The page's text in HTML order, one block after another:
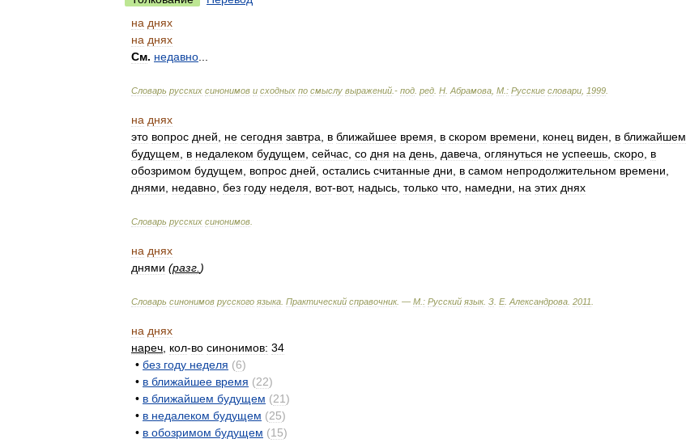
на днях
на днях
См. недавно
Словарь русских синонимов и сходных по смыслу выражений .- под ред Н Абрамова М : Русские словари 1999
на днях
это вопрос дней не сегодня завтра в ближайшее время в скором времени конец виден в ближайшем
будущем
в недалеком будущем сейчас со дня на день давеча оглянуться не успеешь скоро в
обозримом будущем вопрос дней остались считанные дни в самом непродолжительном времени
днями
недавно без году неделя вот-вот, надысь только что намедни на этих днях
Словарь русских синонимов
на днях
днями (разг )
Словарь синонимов русского языка Практический справочник. — М : Русский язык. З Е. Александрова 2011
на днях
нареч кол-во синонимов: 34
• без году неделя (6)
• в ближайшее время (22)
• в ближайшем будущем (21)
• в недалеком будущем (25)
• в обозримом будущем (15)